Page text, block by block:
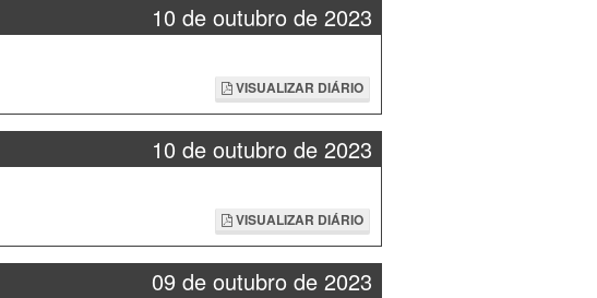
10 de outubro de 2023
VISUALIZAR DIÁRIO
10 de outubro de 2023
VISUALIZAR DIÁRIO
09 de outubro de 2023